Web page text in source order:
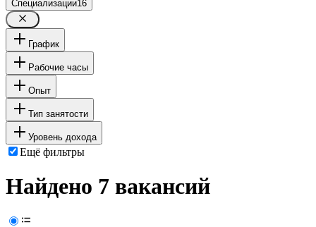
Специализации16
График
Рабочие часы
Опыт
Тип занятости
Уровень дохода
Ещё фильтры
Найдено 7 вакансий